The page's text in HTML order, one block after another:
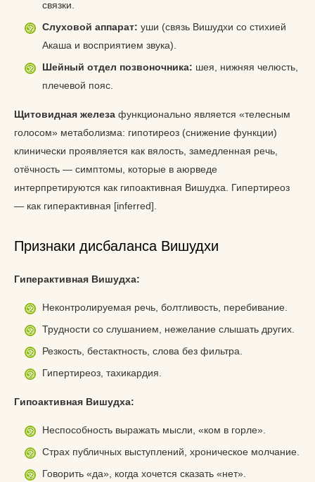
связки.
Слуховой аппарат: уши (связь Вишудхи со стихией
Акаша и восприятием звука).
Шейный отдел позвоночника: шея, нижняя челюсть,
плечевой пояс.
Щитовидная железа функционально является «телесным
голосом» метаболизма: гипотиреоз (снижение функции)
клинически проявляется как вялость, замедленная речь,
отёчность — симптомы, которые в аюрведе
интерпретируются как гипоактивная Вишудха. Гипертиреоз
— как гиперактивная [inferred].
Признаки дисбаланса Вишудхи
Гиперактивная Вишудха:
Неконтролируемая речь, болтливость, перебивание.
Трудности со слушанием, нежелание слышать других.
Резкость, бестактность, слова без фильтра.
Гипертиреоз, тахикардия.
Гипоактивная Вишудха:
Неспособность выражать мысли, «ком в горле».
Страх публичных выступлений, хроническое молчание.
Говорить «да», когда хочется сказать «нет».